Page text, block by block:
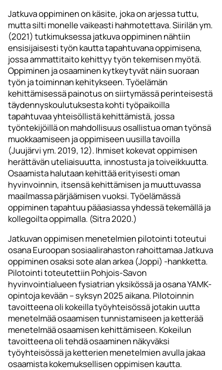
Jatkuva oppiminen on käsite, joka on arjessa tuttu,
mutta silti monelle vaikeasti hahmotettava. Siirilän ym.
(2021) tutkimuksessa jatkuva oppiminen nähtiin
ensisijaisesti työn kautta tapahtuvana oppimisena,
jossa ammattitaito kehittyy työn tekemisen myötä.
Oppiminen ja osaaminen kytkeytyvät näin suoraan
työn ja toiminnan kehitykseen. Työelämän
kehittämisessä painotus on siirtymässä perinteisestä
täydennyskoulutuksesta kohti työpaikoilla
tapahtuvaa yhteisöllistä kehittämistä, jossa
työntekijöillä on mahdollisuus osallistua oman työnsä
muokkaamiseen ja oppimiseen uusilla tavoilla
(Juujärvi ym. 2019, 12). Ihmiset kokevat oppimisen
herättävän uteliaisuutta, innostusta ja toiveikkuutta.
Osaamista halutaan kehittää erityisesti oman
hyvinvoinnin, itsensä kehittämisen ja muuttuvassa
maailmassa pärjäämisen vuoksi. Työelämässä
oppiminen tapahtuu pääasiassa yhdessä tekemällä ja
kollegoilta oppimalla. (Sitra 2020.)
Jatkuvan oppimisen menetelmien pilotointi toteutui
osana Euroopan sosiaalirahaston rahoittamaa Jatkuva
oppiminen osaksi sote alan arkea (Joppi) -hankketta.
Pilotointi toteutettiin Pohjois-Savon
hyvinvointialueen fysiatrian yksikössä ja osana YAMK-
opintoja kevään – syksyn 2025 aikana. Pilotoinnin
tavoitteena oli kokeilla työyhteisössä jotakin uutta
menetelmää osaamisen tunnistamiseen ja ketterää
menetelmää osaamisen kehittämiseen. Kokeilun
tavoitteena oli tehdä osaaminen näkyväksi
työyhteisössä ja ketterien menetelmien avulla jakaa
osaamista kokemuksellisen oppimisen kautta.